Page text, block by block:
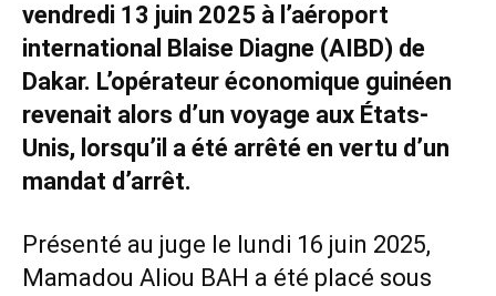
vendredi 13 juin 2025 à l’aéroport
international Blaise Diagne (AIBD) de
Dakar. L’opérateur économique guinéen
revenait alors d’un voyage aux États-
Unis, lorsqu’il a été arrêté en vertu d’un
mandat d’arrêt.
Présenté au juge le lundi 16 juin 2025,
Mamadou Aliou BAH a été placé sous